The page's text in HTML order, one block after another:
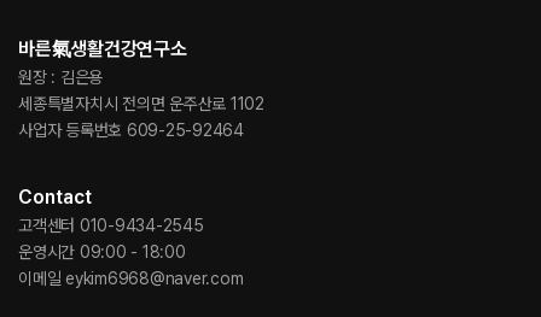
바른氣생활건강연구소
원장 : 김은용
세종특별자치시 전의면 운주산로 1102
사업자 등록번호 609-25-92464
Contact
고객센터 010-9434-2545
운영시간 09:00 - 18:00
이메일 eykim6968@naver.com